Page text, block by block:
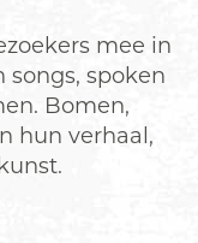
mee in
spoken
Bomen,
hun verhaal,